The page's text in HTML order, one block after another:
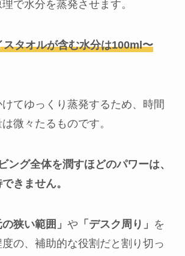
で水分を蒸発させます。
スタオルが含む水分は100ml〜
てゆっくり蒸発するため、時間
微々たるものです。
ング全体を潤すほどのパワーは、
きません。
狭い範囲」 や 「デスク周り」 を
の、補助的な役割だと割り切っ